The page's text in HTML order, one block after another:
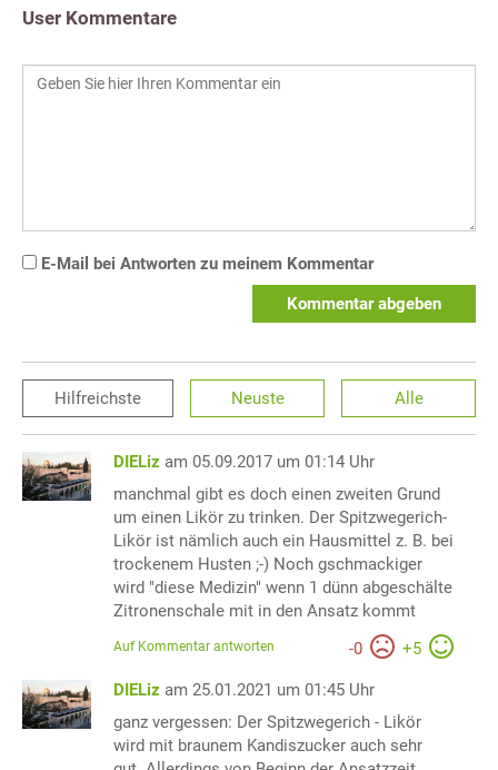
User Kommentare
E-Mail bei Antworten zu meinem Kommentar
Kommentar abgeben
Hilfreichste Neuste Alle
DIELiz am 05.09.2017 um 01:14 Uhr
manchmal gibt es doch einen zweiten Grund
um einen Likör zu trinken. Der Spitzwegerich-
Likör ist nämlich auch ein Hausmittel z. B. bei
trockenem Husten ;-) Noch gschmackiger
wird "diese Medizin" wenn 1 dünn abgeschälte
Zitronenschale mit in den Ansatz kommt
-0 +5
Auf Kommentar antworten
DIELiz am 25.01.2021 um 01:45 Uhr
ganz vergessen: Der Spitzwegerich - Likör
wird mit braunem Kandiszucker auch sehr